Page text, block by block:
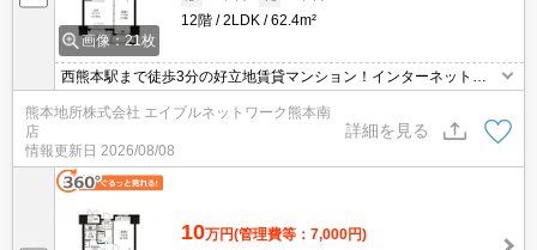
画像：21枚
12階
2LDK 62.4m²
西熊本駅まで徒歩3分の好立地賃貸マンション！インターネット無
料で月々の通信費がお得☆オール電化でガス代いらず♪大切なペット
と暮らせるお部屋です♪（応相談、飼育時家賃3,000円追加、敷引1
熊本地所株式会社 エイブルネットワーク熊本南
店
情報更新日 2026/08/08
詳細を見る
10万円(管理費等：7,000円)